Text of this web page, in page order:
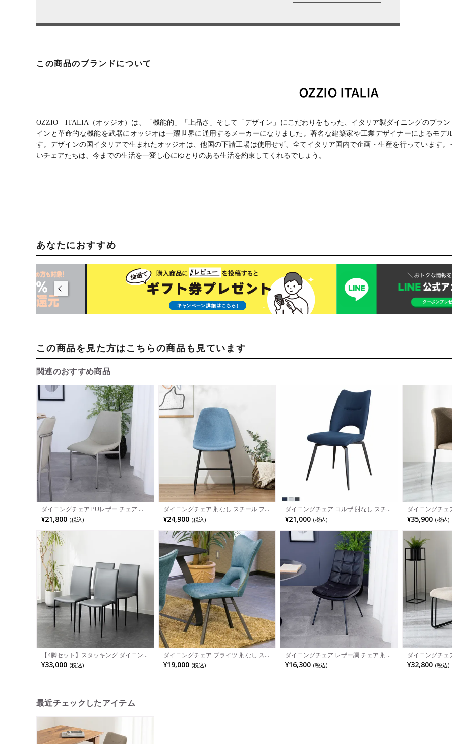
この商品のブランドについて
OZZIO ITALIA（オッジオ）は、「機能的」「上品さ」そして「デザイン」にこだわりをもった、イタリア製ダイニングのブラ
インと革命的な機能を武器にオッジオは一躍世界に通用するメーカーになりました。著名な建築家や工業デザイナーによるモ
す。デザインの国イタリアで生まれたオッジオは、他国の下請工場は使用せず、全てイタリア国内で企画・生産を行っています
いチェアたちは、今までの生活を一変し心にゆとりのある生活を約束してくれるでしょう。
あなたにおすすめ
この商品を見た方はこちらの商品も見ています
関連のおすすめ商品
ダイニングチェア PUレザー チェア 合
皮 椅子 チェアー シンプル 食卓椅子 お
しゃれ リビング椅子 ステンレス脚 モダ
¥21,800 (税込)
ダイニングチェア 肘なし スチール ファ
ブリック チェア 食卓椅子 イス いす ダ
イニング リビング シンプル おしゃれ
¥24,900 (税込)
ダイニングチェア コルザ 肘なし スチー
ル脚 ファブリック サイドチェア 食卓椅
子 チェア 椅子 イス いす リビング ダイ
¥21,000 (税込)
ダイニングチェ
なし スタッキン
チェア 食卓椅子
¥35,900 (税込)
【4脚セット】スタッキング ダイニン
グチェア RAMIAS 合皮 PVCレザー スチ
ール脚 黒脚 シンプル モダン チェア 肘
¥33,000 (税込)
ダイニングチェア ブライツ 肘なし スチ
ール脚 ファブリック サイドチェア 食卓
椅子 チェア 椅子 イス いす リビング ダ
¥19,000 (税込)
ダイニングチェア レザー調 チェア 肘な
し スチール脚 イス チェアー シンプル
食卓椅子 おしゃれ リビング椅子 モダン
¥16,300 (税込)
ダイニングチェ
し カンティレバ
チェア 食卓椅子
¥32,800 (税込)
最近チェックしたアイテム